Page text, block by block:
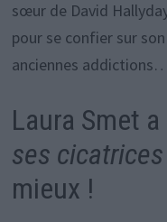
sœur de David
pour se confier sur
anciennes addictions…
Laura Smet a
ses cicatrices
mieux !